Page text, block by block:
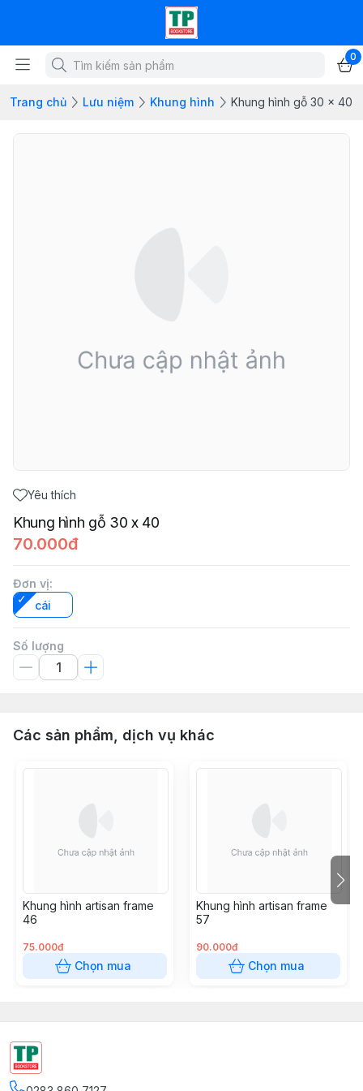
0
Trang chủ Lưu niệm Khung hình Khung hình gỗ 30 x 40
Yêu thích
Khung hình gỗ 30 x 40
70.000đ
Đơn vị:
cái
Số lượng
Các sản phẩm, dịch vụ khác
Khung hình artisan frame
46
75.000đ
Chọn mua
Khung hình artisan frame
57
90.000đ
Chọn mua